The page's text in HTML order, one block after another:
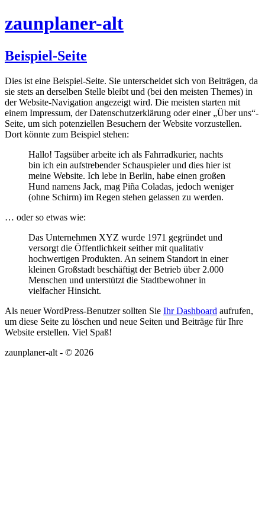
zaunplaner-alt
Beispiel-Seite
Dies ist eine Beispiel-Seite. Sie unterscheidet sich von Beiträgen, da
sie stets an derselben Stelle bleibt und (bei den meisten Themes) in
der Website-Navigation angezeigt wird. Die meisten starten mit
einem Impressum, der Datenschutzerklärung oder einer „Über uns“-
Seite, um sich potenziellen Besuchern der Website vorzustellen.
Dort könnte zum Beispiel stehen:
Hallo! Tagsüber arbeite ich als Fahrradkurier, nachts
bin ich ein aufstrebender Schauspieler und dies hier ist
meine Website. Ich lebe in Berlin, habe einen großen
Hund namens Jack, mag Piña Coladas, jedoch weniger
(ohne Schirm) im Regen stehen gelassen zu werden.
… oder so etwas wie:
Das Unternehmen XYZ wurde 1971 gegründet und
versorgt die Öffentlichkeit seither mit qualitativ
hochwertigen Produkten. An seinem Standort in einer
kleinen Großstadt beschäftigt der Betrieb über 2.000
Menschen und unterstützt die Stadtbewohner in
vielfacher Hinsicht.
Als neuer WordPress-Benutzer sollten Sie Ihr Dashboard aufrufen,
um diese Seite zu löschen und neue Seiten und Beiträge für Ihre
Website erstellen. Viel Spaß!
zaunplaner-alt - © 2026